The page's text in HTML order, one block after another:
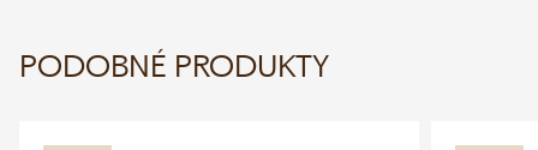
PODOBNÉ PRODUKTY